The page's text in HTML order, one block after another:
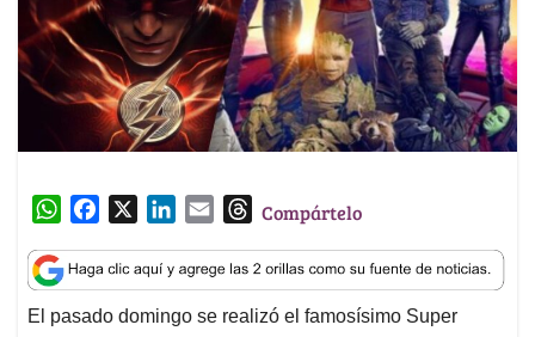
W
a
t
s
c
e
b
n
k
e
a
i
l
T
r
e
a
Compártelo
El pasado domingo se realizó el famosísimo Super